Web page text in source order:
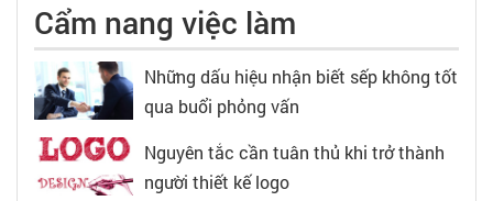
Cẩm nang việc làm
Những dấu hiệu nhận biết sếp không tốt
qua buổi phỏng vấn
Nguyên tắc cần tuân thủ khi trở thành
người thiết kế logo